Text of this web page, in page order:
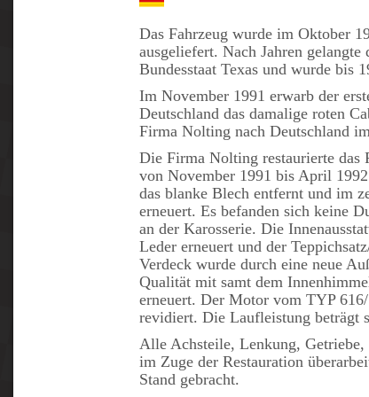
Das Fahrzeug wurde im Oktober
ausgeliefert. Nach Jahren gelangte
Bundesstaat Texas und wurde bis
Im November 1991 erwarb der
Deutschland das damalige roten
Firma Nolting nach Deutschland
Die Firma Nolting restaurierte das
von November 1991 bis April
das blanke Blech entfernt und im
erneuert. Es befanden sich keine
an der Karosserie. Die
Leder erneuert und der
Verdeck wurde durch eine neue
Qualität mit samt dem
erneuert. Der Motor vom TYP
revidiert. Die Laufleistung beträgt
Alle Achsteile, Lenkung, Getriebe,
im Zuge der Restauration
Stand gebracht.